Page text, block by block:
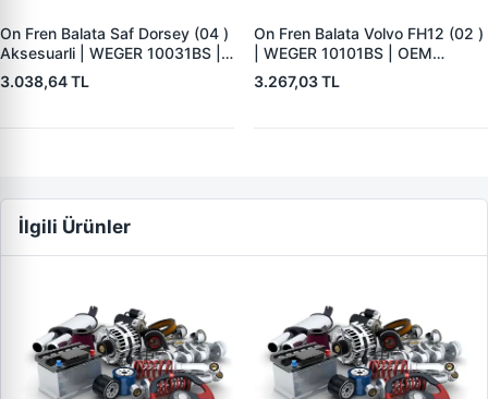
On Fren Balata Saf Dorsey (04 )
Aksesuarli | WEGER 10031BS |
OEM 3057008400
3.038,64 TL
On Fren Balata Volvo FH12 (02 )
| WEGER 10101BS | OEM
1078439
3.267,03 TL
İlgili Ürünler